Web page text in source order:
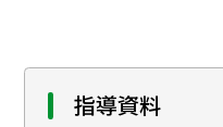
指導資料